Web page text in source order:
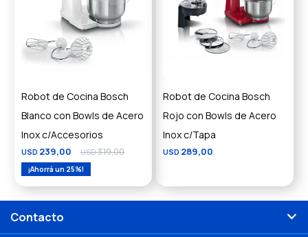
Robot de Cocina Bosch
Blanco con Bowls de Acero
Inox c/Accesorios
USD 239,00 USD319,00
25
Robot de Cocina Bosch
Rojo con Bowls de Acero
Inox c/Tapa
USD 289,00
Contacto